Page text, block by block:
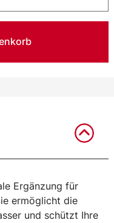
Ergänzung für
ermöglicht die
und schützt Ihre